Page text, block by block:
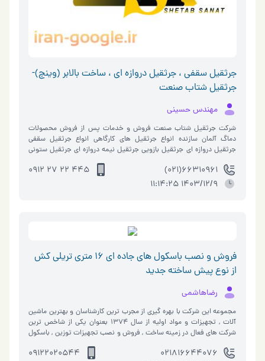
جرثقیل سقفی ، جرثقیل دروازه ای ، ساخت بالابر (وینچ)-
جرثقیل شتاب صنعت
مهندس حسینی
شرکت جرثقیل شتاب صنعت فروش و خدمات پس از فروش محصولات
دماگ آلمان سازنده انواع جرثقیل های کارگاهی انواع جرثقیل سقفی
جرثقیل دروازه ای جرثقیل بازویی جرثقیل نیمه دروازه ای جرثقیل ستونی
66310961(021)
445 22 27 0912
1403/12/9 11:14:25
فروش و نصب باسكول هاي جاده اي 16 متری تریلی کش
از نوع پیش ساخته جدید
رضاهاشمي
مجموعه اين شرکت با بهره گيري از مجرب ترين کارشناسان و بهترين ماشين
آلات , تجهيزات و مواد اوليه از سال 1374 بعنوان يکي از شاخص ترين
شرکت هاي فعال در زمينه ساخت , فروش و نصب تجهيزات توزين , باسكول
021816644076
09122020544